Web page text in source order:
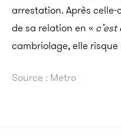
arrestation. Après
de sa relation en «
cambriolage, elle risque
Source : Metro